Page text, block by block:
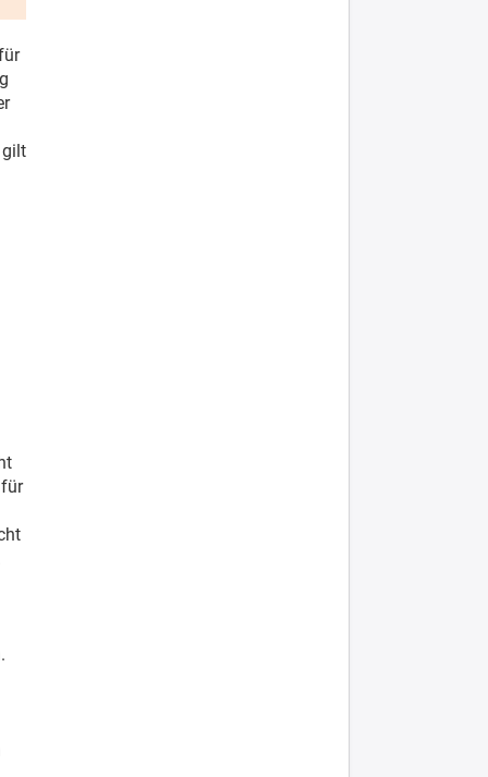
gilt